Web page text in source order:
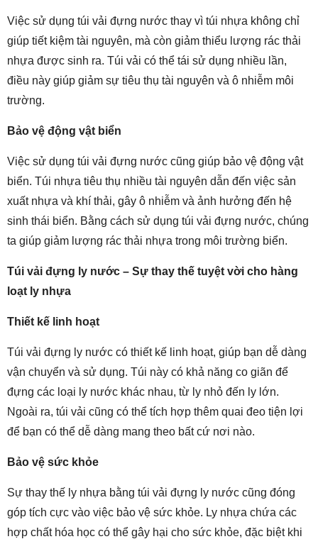
Việc sử dụng túi vải đựng nước thay vì túi nhựa không chỉ
giúp tiết kiệm tài nguyên, mà còn giảm thiểu lượng rác thải
nhựa được sinh ra. Túi vải có thể tái sử dụng nhiều lần,
điều này giúp giảm sự tiêu thụ tài nguyên và ô nhiễm môi
trường.
Bảo vệ động vật biển
Việc sử dụng túi vải đựng nước cũng giúp bảo vệ động vật
biển. Túi nhựa tiêu thụ nhiều tài nguyên dẫn đến việc sản
xuất nhựa và khí thải, gây ô nhiễm và ảnh hưởng đến hệ
sinh thái biển. Bằng cách sử dụng túi vải đựng nước, chúng
ta giúp giảm lượng rác thải nhựa trong môi trường biển.
Túi vải đựng ly nước – Sự thay thế tuyệt vời cho hàng
loạt ly nhựa
Thiết kế linh hoạt
Túi vải đựng ly nước có thiết kế linh hoạt, giúp bạn dễ dàng
vận chuyển và sử dụng. Túi này có khả năng co giãn để
đựng các loại ly nước khác nhau, từ ly nhỏ đến ly lớn.
Ngoài ra, túi vải cũng có thể tích hợp thêm quai đeo tiện lợi
để bạn có thể dễ dàng mang theo bất cứ nơi nào.
Bảo vệ sức khỏe
Sự thay thế ly nhựa bằng túi vải đựng ly nước cũng đóng
góp tích cực vào việc bảo vệ sức khỏe. Ly nhựa chứa các
hợp chất hóa học có thể gây hại cho sức khỏe, đặc biệt khi